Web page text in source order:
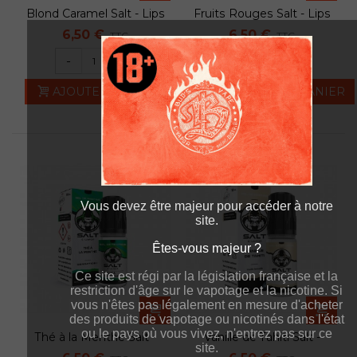
Blond Caramel Salt - Lips
6,50 € TTC
- +
AJOUTER AU PANIER
Fruits Rouges Salt - Lips
6,50 € TTC
- +
AJOUTER AU PANIER
Thé à la Menthe Salt -
Lips
Vanille de Tahiti Salt -
Lips
Êtes-vous majeur ?
Ce site est régi par la législation française et la
restriction d'âge sur le vapotage et la nicotine. Si
vous n'êtes pas légalement en mesure d'acheter
des produits de vapotage ou nicotinés dans l'état
ou le pays où vous vivez, n'entrez pas sur ce
site.
Vous devez être majeur pour accéder à notre
site.
Êtes-vous majeur ?
Ce site est régi par la législation française et la
restriction d'âge sur le vapotage et la nicotine. Si
vous n'êtes pas légalement en mesure d'acheter
des produits de vapotage ou nicotinés dans l'état
ou le pays où vous vivez, n'entrez pas sur ce
site.